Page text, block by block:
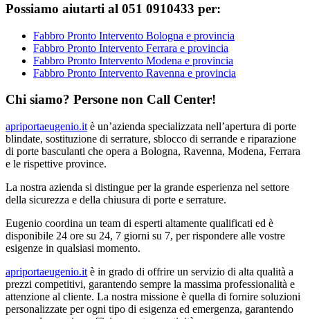
Possiamo aiutarti al 051 0910433 per:
Fabbro Pronto Intervento Bologna e provincia
Fabbro Pronto Intervento Ferrara e provincia
Fabbro Pronto Intervento Modena e provincia
Fabbro Pronto Intervento Ravenna e provincia
Chi siamo? Persone non Call Center!
apriportaeugenio.it è un’azienda specializzata nell’apertura di porte
blindate, sostituzione di serrature, sblocco di serrande e riparazione
di porte basculanti che opera a Bologna, Ravenna, Modena, Ferrara
e le rispettive province.
La nostra azienda si distingue per la grande esperienza nel settore
della sicurezza e della chiusura di porte e serrature.
Eugenio coordina un team di esperti altamente qualificati ed è
disponibile 24 ore su 24, 7 giorni su 7, per rispondere alle vostre
esigenze in qualsiasi momento.
apriportaeugenio.it è in grado di offrire un servizio di alta qualità a
prezzi competitivi, garantendo sempre la massima professionalità e
attenzione al cliente. La nostra missione è quella di fornire soluzioni
personalizzate per ogni tipo di esigenza ed emergenza, garantendo